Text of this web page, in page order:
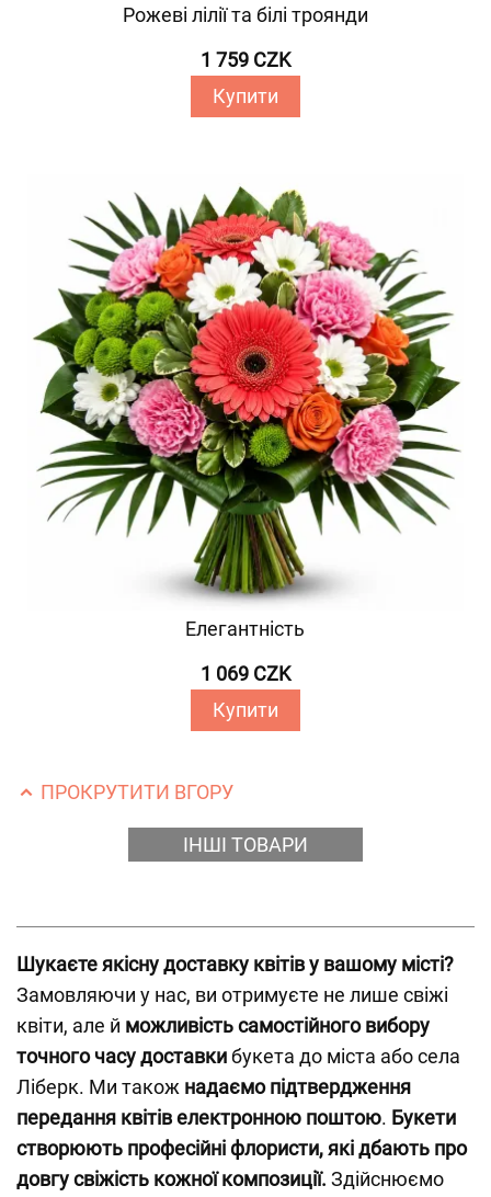
Рожеві лілії та білі троянди
1 759 CZK
Купити
Елегантність
1 069 CZK
Купити
ПРОКРУТИТИ ВГОРУ
ІНШІ ТОВАРИ
Шукаєте якісну доставку квітів у вашому місті?
Замовляючи у нас, ви отримуєте не лише свіжі
квіти, але й можливість самостійного вибору
точного часу доставкибукета до міста або села
Ліберк. Ми також надаємо підтвердження
передання квітів електронною поштою. Букети
створюють професійні флористи, які дбають про
довгу свіжість кожної композиції. Здійснюємо